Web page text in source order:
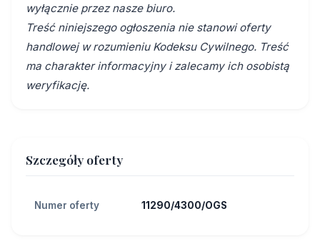
wyłącznie przez nasze biuro.
Treść niniejszego ogłoszenia nie stanowi oferty
handlowej w rozumieniu Kodeksu Cywilnego. Treść
ma charakter informacyjny i zalecamy ich osobistą
weryfikację.
Szczegóły oferty
Numer oferty 11290/4300/OGS